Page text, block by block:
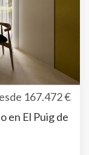
167.472 €
en El Puig de